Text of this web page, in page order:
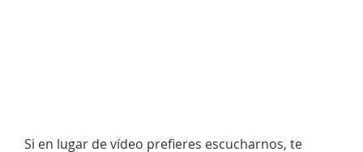
Si en lugar de vídeo prefieres escucharnos, te